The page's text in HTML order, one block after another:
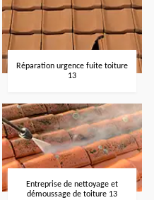
Réparation urgence fuite toiture
13
Entreprise de nettoyage et
démoussage de toiture 13